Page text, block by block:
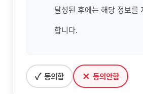
본교는 국가기간전략산업직
능향상 지원사업/ 등의 실시
고유하게 구별하기 위해 부
달성된 후에는 해당 정보를
합니다.
경우 본교는 아래와 같이 관계법령
✓ 동의함 ✕ 동의안함